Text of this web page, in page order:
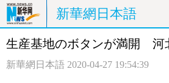
新華網日本語
ホームページ 政治
生産基地のボタンが満開 河
新華網日本語 2020-04-27 19:54:39